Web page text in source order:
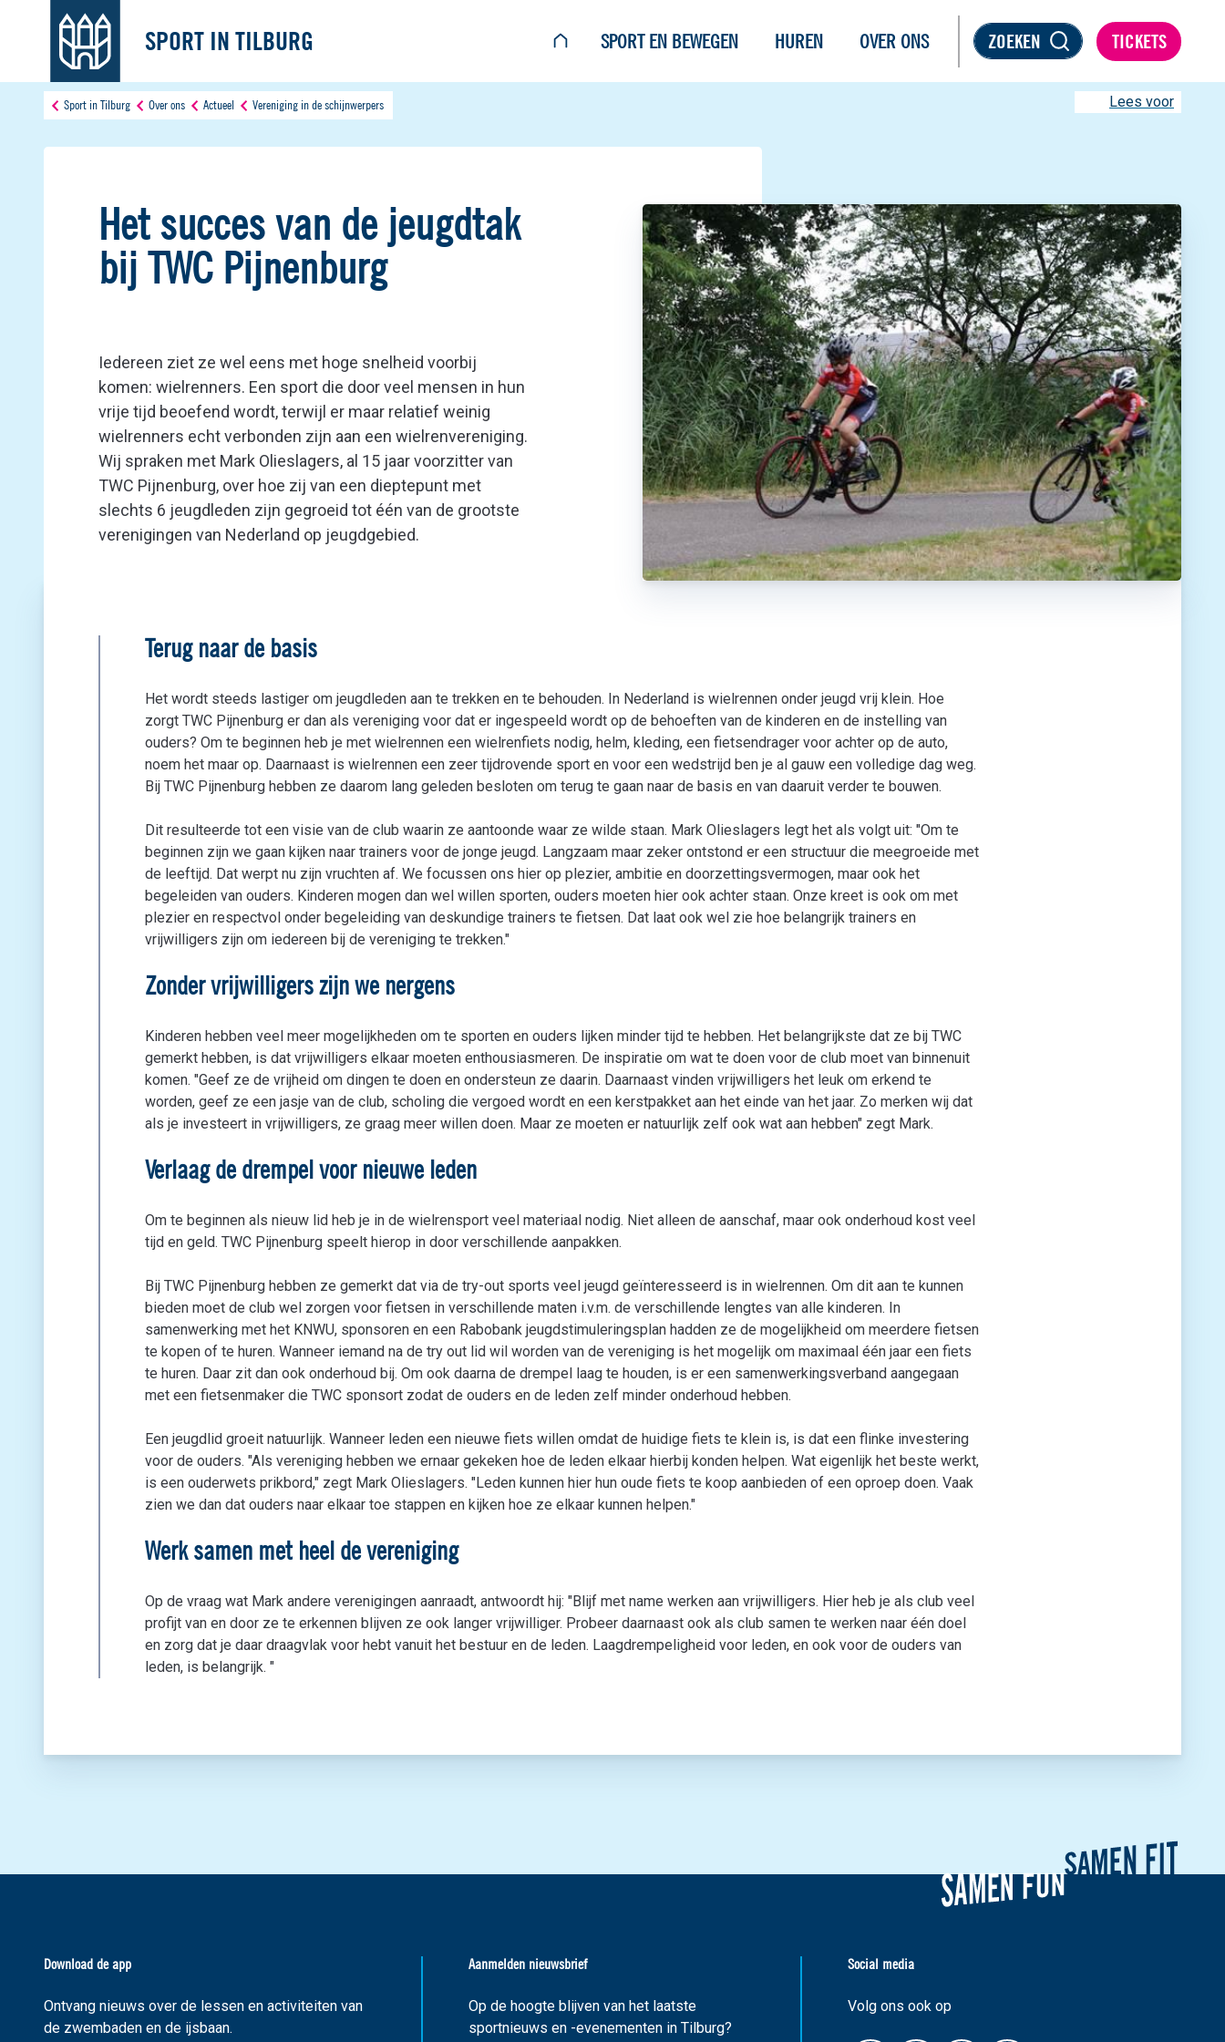
SPORT IN TILBURG SPORT EN BEWEGEN HUREN OVER ONS ZOEKEN TICKETS
Sport in Tilburg Over ons Actueel Vereniging in de schijnwerpers Lees voor
Het succes van de jeugdtak
bij TWC Pijnenburg
Iedereen ziet ze wel eens met hoge snelheid voorbij
komen: wielrenners. Een sport die door veel mensen in hun
vrije tijd beoefend wordt, terwijl er maar relatief weinig
wielrenners echt verbonden zijn aan een wielrenvereniging.
Wij spraken met Mark Olieslagers, al 15 jaar voorzitter van
TWC Pijnenburg, over hoe zij van een dieptepunt met
slechts 6 jeugdleden zijn gegroeid tot één van de grootste
verenigingen van Nederland op jeugdgebied.
Terug naar de basis
Het wordt steeds lastiger om jeugdleden aan te trekken en te behouden. In Nederland is wielrennen onder jeugd vrij klein. Hoe
zorgt TWC Pijnenburg er dan als vereniging voor dat er ingespeeld wordt op de behoeften van de kinderen en de instelling van
ouders? Om te beginnen heb je met wielrennen een wielrenfiets nodig, helm, kleding, een fietsendrager voor achter op de auto,
noem het maar op. Daarnaast is wielrennen een zeer tijdrovende sport en voor een wedstrijd ben je al gauw een volledige dag weg.
Bij TWC Pijnenburg hebben ze daarom lang geleden besloten om terug te gaan naar de basis en van daaruit verder te bouwen.
Dit resulteerde tot een visie van de club waarin ze aantoonde waar ze wilde staan. Mark Olieslagers legt het als volgt uit: "Om te
beginnen zijn we gaan kijken naar trainers voor de jonge jeugd. Langzaam maar zeker ontstond er een structuur die meegroeide met
de leeftijd. Dat werpt nu zijn vruchten af. We focussen ons hier op plezier, ambitie en doorzettingsvermogen, maar ook het
begeleiden van ouders. Kinderen mogen dan wel willen sporten, ouders moeten hier ook achter staan. Onze kreet is ook om met
plezier en respectvol onder begeleiding van deskundige trainers te fietsen. Dat laat ook wel zie hoe belangrijk trainers en
vrijwilligers zijn om iedereen bij de vereniging te trekken."
Zonder vrijwilligers zijn we nergens
Kinderen hebben veel meer mogelijkheden om te sporten en ouders lijken minder tijd te hebben. Het belangrijkste dat ze bij TWC
gemerkt hebben, is dat vrijwilligers elkaar moeten enthousiasmeren. De inspiratie om wat te doen voor de club moet van binnenuit
komen. "Geef ze de vrijheid om dingen te doen en ondersteun ze daarin. Daarnaast vinden vrijwilligers het leuk om erkend te
worden, geef ze een jasje van de club, scholing die vergoed wordt en een kerstpakket aan het einde van het jaar. Zo merken wij dat
als je investeert in vrijwilligers, ze graag meer willen doen. Maar ze moeten er natuurlijk zelf ook wat aan hebben" zegt Mark.
Verlaag de drempel voor nieuwe leden
Om te beginnen als nieuw lid heb je in de wielrensport veel materiaal nodig. Niet alleen de aanschaf, maar ook onderhoud kost veel
tijd en geld. TWC Pijnenburg speelt hierop in door verschillende aanpakken.
Bij TWC Pijnenburg hebben ze gemerkt dat via de try-out sports veel jeugd geïnteresseerd is in wielrennen. Om dit aan te kunnen
bieden moet de club wel zorgen voor fietsen in verschillende maten i.v.m. de verschillende lengtes van alle kinderen. In
samenwerking met het KNWU, sponsoren en een Rabobank jeugdstimuleringsplan hadden ze de mogelijkheid om meerdere fietsen
te kopen of te huren. Wanneer iemand na de try out lid wil worden van de vereniging is het mogelijk om maximaal één jaar een fiets
te huren. Daar zit dan ook onderhoud bij. Om ook daarna de drempel laag te houden, is er een samenwerkingsverband aangegaan
met een fietsenmaker die TWC sponsort zodat de ouders en de leden zelf minder onderhoud hebben.
Een jeugdlid groeit natuurlijk. Wanneer leden een nieuwe fiets willen omdat de huidige fiets te klein is, is dat een flinke investering
voor de ouders. "Als vereniging hebben we ernaar gekeken hoe de leden elkaar hierbij konden helpen. Wat eigenlijk het beste werkt,
is een ouderwets prikbord," zegt Mark Olieslagers. "Leden kunnen hier hun oude fiets te koop aanbieden of een oproep doen. Vaak
zien we dan dat ouders naar elkaar toe stappen en kijken hoe ze elkaar kunnen helpen."
Werk samen met heel de vereniging
Op de vraag wat Mark andere verenigingen aanraadt, antwoordt hij: "Blijf met name werken aan vrijwilligers. Hier heb je als club veel
profijt van en door ze te erkennen blijven ze ook langer vrijwilliger. Probeer daarnaast ook als club samen te werken naar één doel
en zorg dat je daar draagvlak voor hebt vanuit het bestuur en de leden. Laagdrempeligheid voor leden, en ook voor de ouders van
leden, is belangrijk. "
Download de app
Ontvang nieuws over de lessen en activiteiten van
de zwembaden en de ijsbaan.
Aanmelden nieuwsbrief
Op de hoogte blijven van het laatste
sportnieuws en -evenementen in Tilburg?
Social media
Volg ons ook op